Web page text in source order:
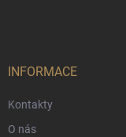
INFORMACE
Kontakty
O nás